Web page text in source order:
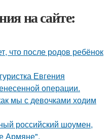
на сайте:
что после родов ребёнок
Евгения
операции.
мы с девочками ходим
российский шоумен,
Армяне".